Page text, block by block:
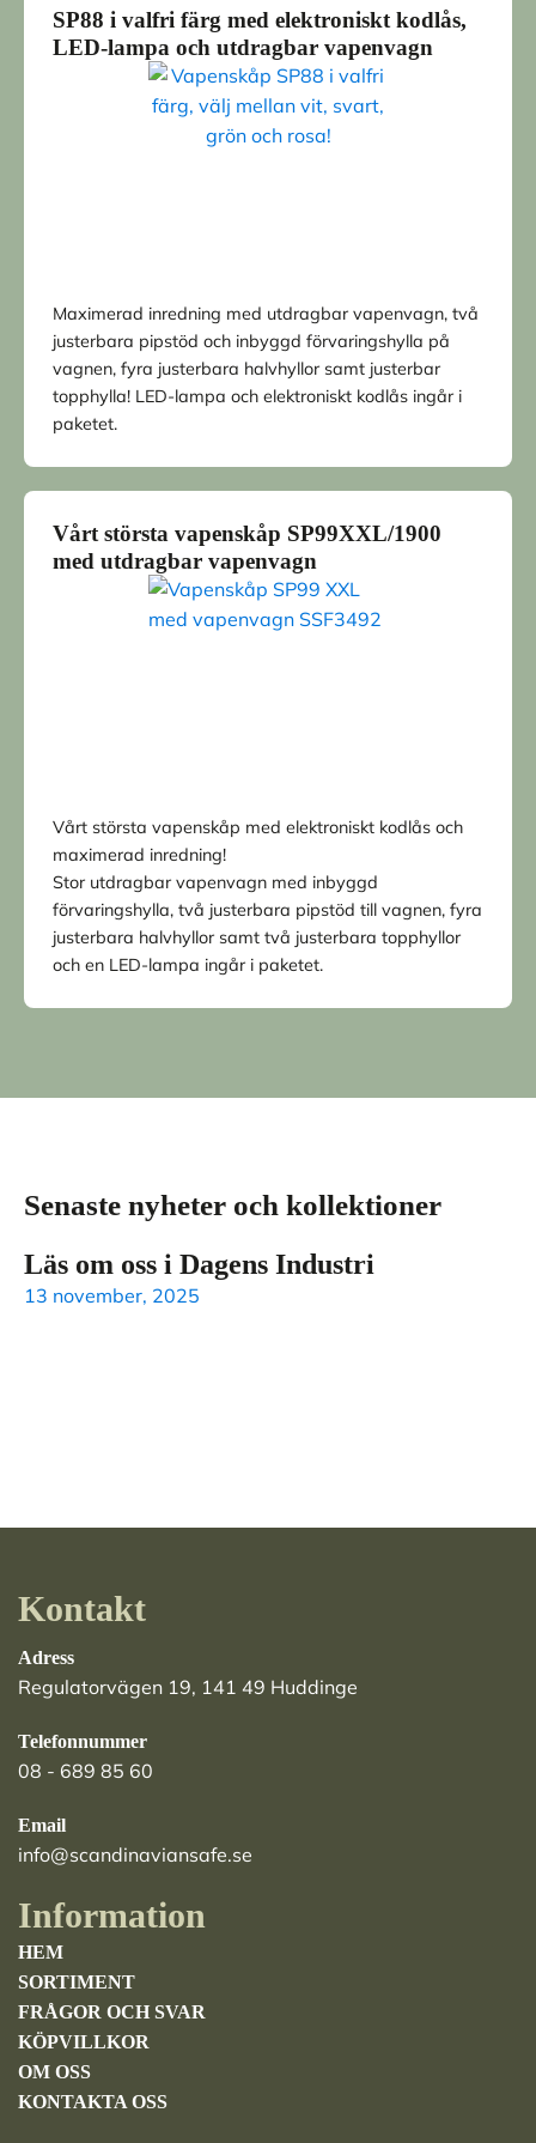
SP88 i valfri färg med elektroniskt kodlås,
LED-lampa och utdragbar vapenvagn
Maximerad inredning med utdragbar vapenvagn, två
justerbara pipstöd och inbyggd förvaringshylla på
vagnen, fyra justerbara halvhyllor samt justerbar
topphylla! LED-lampa och elektroniskt kodlås ingår i
paketet.
Vårt största vapenskåp SP99XXL/1900
med utdragbar vapenvagn
Vårt största vapenskåp med elektroniskt kodlås och
maximerad inredning!
Stor utdragbar vapenvagn med inbyggd
förvaringshylla, två justerbara pipstöd till vagnen, fyra
justerbara halvhyllor samt två justerbara topphyllor
och en LED-lampa ingår i paketet.
Senaste nyheter och kollektioner
Läs om oss i Dagens Industri
13 november, 2025
Kontakt
Adress
Regulatorvägen 19, 141 49 Huddinge
Telefonnummer
08 - 689 85 60
Email
info@scandinaviansafe.se
Information
HEM
SORTIMENT
FRÅGOR OCH SVAR
KÖPVILLKOR
OM OSS
KONTAKTA OSS